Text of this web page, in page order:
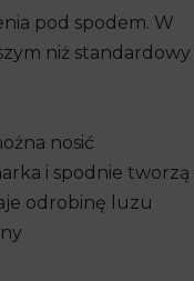
pod spodem. W
niż standardowy
nosić
i spodnie tworzą
odrobinę luzu